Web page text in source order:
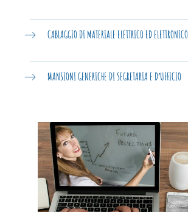
CABLAGGIO DI MATERIALE ELETTRICO ED ELETTRONICO
MANSIONI GENERICHE DI SEGRETARIA E D′UFFICIO